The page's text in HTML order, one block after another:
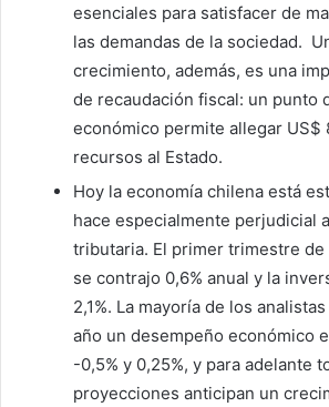
esenciales para satisfacer de
las demandas de la sociedad.
crecimiento, además, es una
de recaudación fiscal: un punto
económico permite allegar US$
recursos al Estado.
Hoy la economía chilena está
hace especialmente perjudicial
tributaria. El primer trimestre de
se contrajo 0,6% anual y la
2,1%. La mayoría de los
año un desempeño económico
-0,5% y 0,25%, y para adelante
proyecciones anticipan un